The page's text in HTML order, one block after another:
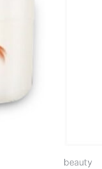
beauty